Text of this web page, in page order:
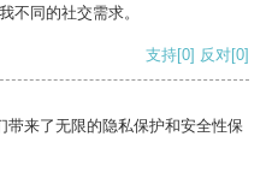
不同的社交需求。
支持[0] 反对[0]
来了无限的隐私保护和安全性保